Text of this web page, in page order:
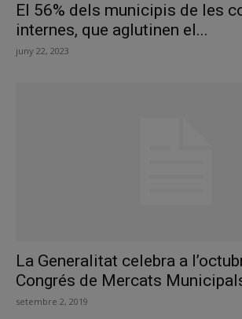
El 56% dels municipis de les
internes, que aglutinen el...
juny 22, 2023
La Generalitat celebra a
Congrés de Mercats
setembre 2, 2019